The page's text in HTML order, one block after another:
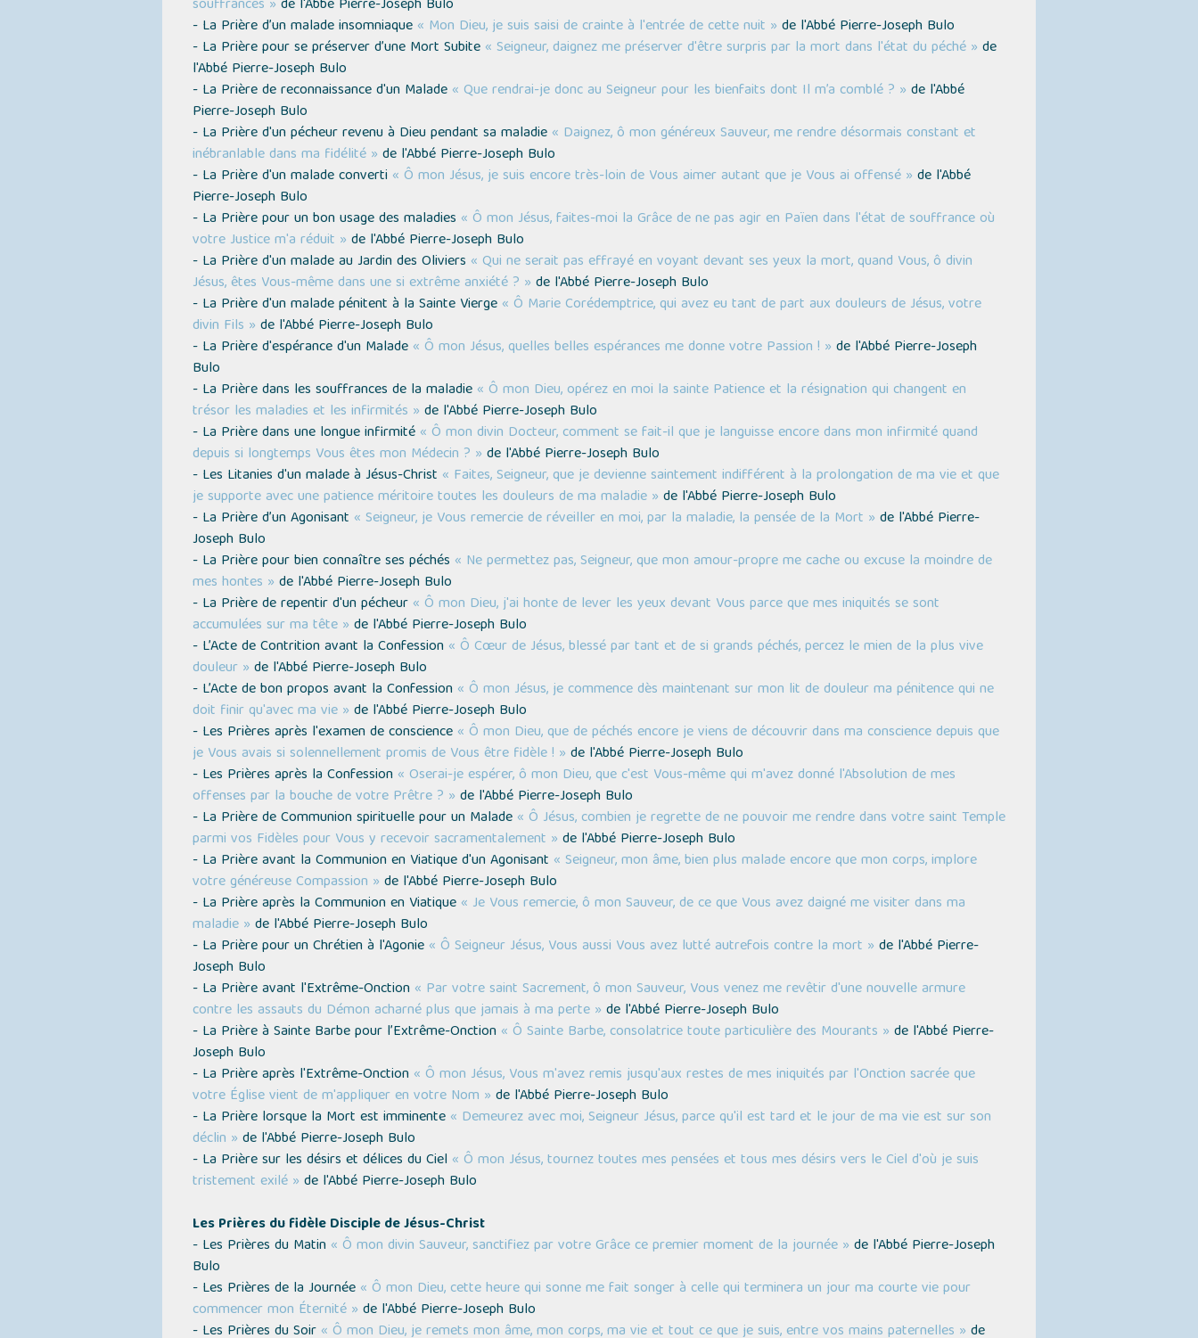
souffrances » de l'Abbé Pierre-Joseph Bulo
- La Prière d’un malade insomniaque « Mon Dieu, je suis saisi de crainte à l'entrée de cette nuit » de l'Abbé Pierre-Joseph Bulo
- La Prière pour se préserver d’une Mort Subite « Seigneur, daignez me préserver d'être surpris par la mort dans l'état du péché » de
l'Abbé Pierre-Joseph Bulo
- La Prière de reconnaissance d'un Malade « Que rendrai-je donc au Seigneur pour les bienfaits dont Il m’a comblé ? » de l'Abbé
Pierre-Joseph Bulo
- La Prière d'un pécheur revenu à Dieu pendant sa maladie « Daignez, ô mon généreux Sauveur, me rendre désormais constant et
inébranlable dans ma fidélité » de l'Abbé Pierre-Joseph Bulo
- La Prière d'un malade converti « Ô mon Jésus, je suis encore très-loin de Vous aimer autant que je Vous ai offensé » de l'Abbé
Pierre-Joseph Bulo
- La Prière pour un bon usage des maladies « Ô mon Jésus, faites-moi la Grâce de ne pas agir en Païen dans l'état de souffrance où
votre Justice m'a réduit » de l'Abbé Pierre-Joseph Bulo
- La Prière d'un malade au Jardin des Oliviers « Qui ne serait pas effrayé en voyant devant ses yeux la mort, quand Vous, ô divin
Jésus, êtes Vous-même dans une si extrême anxiété ? » de l'Abbé Pierre-Joseph Bulo
- La Prière d'un malade pénitent à la Sainte Vierge « Ô Marie Corédemptrice, qui avez eu tant de part aux douleurs de Jésus, votre
divin Fils » de l'Abbé Pierre-Joseph Bulo
- La Prière d'espérance d'un Malade « Ô mon Jésus, quelles belles espérances me donne votre Passion ! » de l'Abbé Pierre-Joseph
Bulo
- La Prière dans les souffrances de la maladie « Ô mon Dieu, opérez en moi la sainte Patience et la résignation qui changent en
trésor les maladies et les infirmités » de l'Abbé Pierre-Joseph Bulo
- La Prière dans une longue infirmité « Ô mon divin Docteur, comment se fait-il que je languisse encore dans mon infirmité quand
depuis si longtemps Vous êtes mon Médecin ? » de l'Abbé Pierre-Joseph Bulo
- Les Litanies d'un malade à Jésus-Christ « Faites, Seigneur, que je devienne saintement indifférent à la prolongation de ma vie et que
je supporte avec une patience méritoire toutes les douleurs de ma maladie » de l'Abbé Pierre-Joseph Bulo
- La Prière d’un Agonisant « Seigneur, je Vous remercie de réveiller en moi, par la maladie, la pensée de la Mort » de l'Abbé Pierre-
Joseph Bulo
- La Prière pour bien connaître ses péchés « Ne permettez pas, Seigneur, que mon amour-propre me cache ou excuse la moindre de
mes hontes » de l'Abbé Pierre-Joseph Bulo
- La Prière de repentir d'un pécheur « Ô mon Dieu, j'ai honte de lever les yeux devant Vous parce que mes iniquités se sont
accumulées sur ma tête » de l'Abbé Pierre-Joseph Bulo
- L’Acte de Contrition avant la Confession « Ô Cœur de Jésus, blessé par tant et de si grands péchés, percez le mien de la plus vive
douleur » de l'Abbé Pierre-Joseph Bulo
- L’Acte de bon propos avant la Confession « Ô mon Jésus, je commence dès maintenant sur mon lit de douleur ma pénitence qui ne
doit finir qu'avec ma vie » de l'Abbé Pierre-Joseph Bulo
- Les Prières après l'examen de conscience « Ô mon Dieu, que de péchés encore je viens de découvrir dans ma conscience depuis que
je Vous avais si solennellement promis de Vous être fidèle ! » de l'Abbé Pierre-Joseph Bulo
- Les Prières après la Confession « Oserai-je espérer, ô mon Dieu, que c'est Vous-même qui m'avez donné l'Absolution de mes
offenses par la bouche de votre Prêtre ? » de l'Abbé Pierre-Joseph Bulo
- La Prière de Communion spirituelle pour un Malade « Ô Jésus, combien je regrette de ne pouvoir me rendre dans votre saint Temple
parmi vos Fidèles pour Vous y recevoir sacramentalement » de l'Abbé Pierre-Joseph Bulo
- La Prière avant la Communion en Viatique d'un Agonisant « Seigneur, mon âme, bien plus malade encore que mon corps, implore
votre généreuse Compassion » de l'Abbé Pierre-Joseph Bulo
- La Prière après la Communion en Viatique « Je Vous remercie, ô mon Sauveur, de ce que Vous avez daigné me visiter dans ma
maladie » de l'Abbé Pierre-Joseph Bulo
- La Prière pour un Chrétien à l'Agonie « Ô Seigneur Jésus, Vous aussi Vous avez lutté autrefois contre la mort » de l'Abbé Pierre-
Joseph Bulo
- La Prière avant l'Extrême-Onction « Par votre saint Sacrement, ô mon Sauveur, Vous venez me revêtir d'une nouvelle armure
contre les assauts du Démon acharné plus que jamais à ma perte » de l'Abbé Pierre-Joseph Bulo
- La Prière à Sainte Barbe pour l’Extrême-Onction « Ô Sainte Barbe, consolatrice toute particulière des Mourants » de l'Abbé Pierre-
Joseph Bulo
- La Prière après l'Extrême-Onction « Ô mon Jésus, Vous m'avez remis jusqu'aux restes de mes iniquités par l'Onction sacrée que
votre Église vient de m'appliquer en votre Nom » de l'Abbé Pierre-Joseph Bulo
- La Prière lorsque la Mort est imminente « Demeurez avec moi, Seigneur Jésus, parce qu'il est tard et le jour de ma vie est sur son
déclin » de l'Abbé Pierre-Joseph Bulo
- La Prière sur les désirs et délices du Ciel « Ô mon Jésus, tournez toutes mes pensées et tous mes désirs vers le Ciel d'où je suis
tristement exilé » de l'Abbé Pierre-Joseph Bulo
Les Prières du fidèle Disciple de Jésus-Christ
- Les Prières du Matin « Ô mon divin Sauveur, sanctifiez par votre Grâce ce premier moment de la journée » de l'Abbé Pierre-Joseph
Bulo
- Les Prières de la Journée « Ô mon Dieu, cette heure qui sonne me fait songer à celle qui terminera un jour ma courte vie pour
commencer mon Éternité » de l'Abbé Pierre-Joseph Bulo
- Les Prières du Soir « Ô mon Dieu, je remets mon âme, mon corps, ma vie et tout ce que je suis, entre vos mains paternelles » de